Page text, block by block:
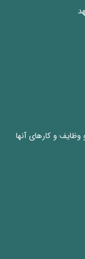
وظایف و کارهای آنها